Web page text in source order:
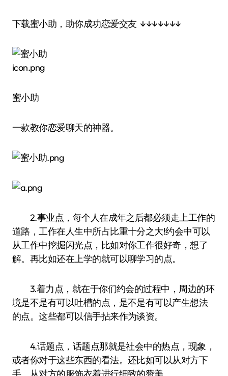
下载蜜小助，助你成功恋爱交友 ↓↓↓↓↓↓↓
蜜小助
一款教你恋爱聊天的神器。
2.事业点，每个人在成年之后都必须走上工作的
道路，工作在人生中所占比重十分之大!约会中可以
从工作中挖掘闪光点，比如对你工作很好奇，想了
解。再比如还在上学的就可以聊学习的点。
3.着力点，就在于你们约会的过程中，周边的环
境是不是有可以吐槽的点，是不是有可以产生想法
的点。这些都可以信手拈来作为谈资。
4.话题点，话题点那就是社会中的热点，现象，
或者你对于这些东西的看法。还比如可以从对方下